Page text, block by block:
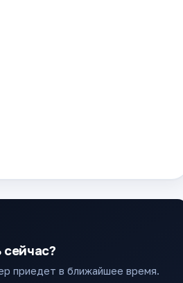
приедет в ближайшее время.